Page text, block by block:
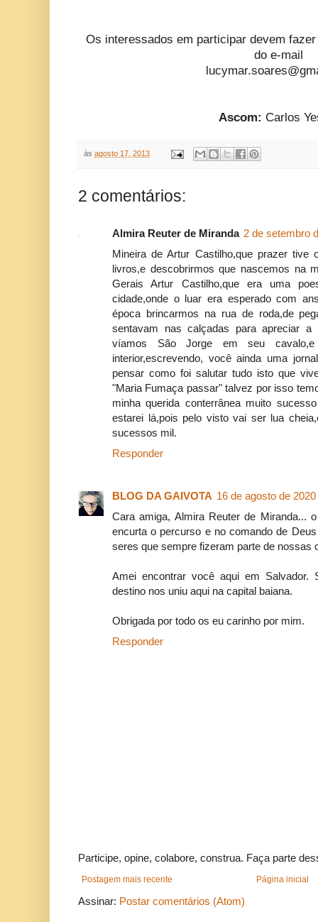
Os interessados em participar devem
do e-mail
Ascom: Carlos
às agosto 17, 2013
2 comentários:
Almira Reuter de Miranda 2 de setembro
Mineira de Artur Castilho,que prazer tive
livros,e descobrirmos que nascemos na
Gerais Artur Castilho,que era uma
cidade,onde o luar era esperado com
época brincarmos na rua de roda,de
sentavam nas calçadas para apreciar a
víamos São Jorge em seu
interior,escrevendo, você ainda uma
pensar como foi salutar tudo isto que
"Maria Fumaça passar" talvez por isso
minha querida conterrânea muito
estarei lá,pois pelo visto vai ser lua
sucessos mil.
Responder
BLOG DA GAIVOTA 16 de agosto de
Cara amiga, Almira Reuter de Miranda...
encurta o percurso e no comando de
seres que sempre fizeram parte de nossas
Amei encontrar você aqui em
destino nos uniu aqui na capital baiana.
Obrigada por todo os eu carinho por mim.
Responder
Participe, opine, colabore, construa. Faça parte
Postagem mais recente Página inicial
Assinar: Postar comentários (Atom)